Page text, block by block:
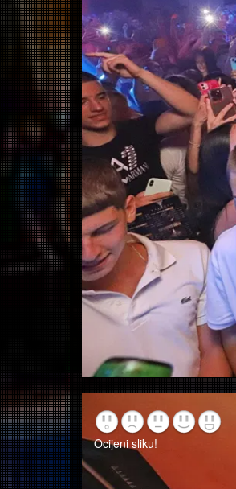
Ocijeni sliku!